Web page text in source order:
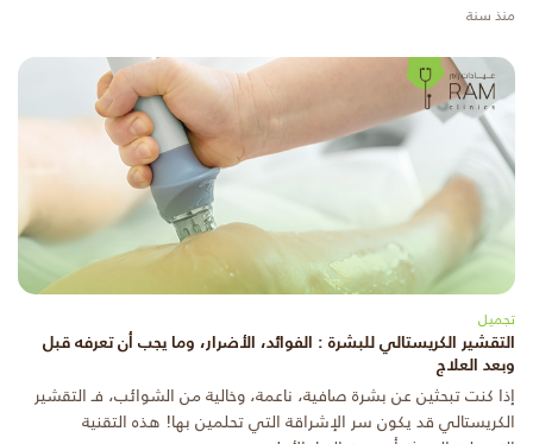
منذ سنة
تجميل
التقشير الكريستالي للبشرة : الفوائد، الأضرار، وما يجب أن تعرفه قبل
وبعد العلاج
إذا كنت تبحثين عن بشرة صافية، ناعمة، وخالية من الشوائب، فـ التقشير
الكريستالي قد يكون سر الإشراقة التي تحلمين بها! هذه التقنية